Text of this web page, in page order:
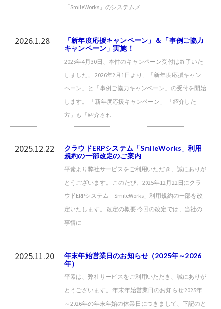
「SmileWorks」のシステムメ
2026.1.28
「新年度応援キャンペーン」＆「事例ご協力
キャンペーン」実施！
2026年4月30日、本件のキャンペーン受付は終了いた
しました。 2026年2月1日より、「新年度応援キャン
ペーン」と「事例ご協力キャンペーン」の受付を開始
します。 「新年度応援キャンペーン」 「紹介した
方」も「紹介され
2025.12.22
クラウドERPシステム「SmileWorks」利用
規約の一部改定のご案内
平素より弊社サービスをご利用いただき、誠にありが
とうございます。 このたび、2025年12月22日にクラ
ウドERPシステム「SmileWorks」利用規約の一部を改
定いたします。 改定の概要 今回の改定では、当社の
事情に
2025.11.20
年末年始営業日のお知らせ（2025年～2026
年）
平素は、弊社サービスをご利用いただき、誠にありが
とうございます。 年末年始営業日のお知らせ 2025年
～2026年の年末年始の休業日につきまして、下記のと